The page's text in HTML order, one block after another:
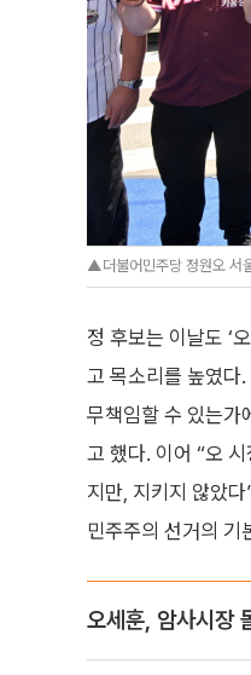
▲더불어민주당 정원오 서
정 후보는 이날도 ‘
고 목소리를 높였다
무책임할 수 있는가
고 했다. 이어 “오
지만, 지키지 않았
민주주의 선거의 기
오세훈, 암사시장